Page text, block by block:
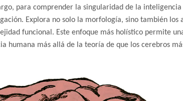
para comprender la singularidad de la
Explora no solo la morfología, sino también los
funcional. Este enfoque más holístico permite
humana más allá de la teoría de que los cerebros